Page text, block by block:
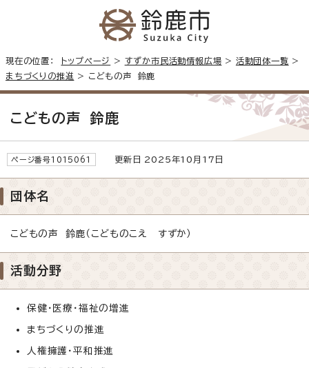
現在の位置： トップページ > すずか市民活動情報広場 > 活動団体一覧 >
まちづくりの推進 > こどもの声 鈴鹿
こどもの声 鈴鹿
ページ番号1015061 更新日 2025年10月17日
団体名
こどもの声 鈴鹿（こどものこえ すずか）
活動分野
保健・医療・福祉の増進
まちづくりの推進
人権擁護・平和推進